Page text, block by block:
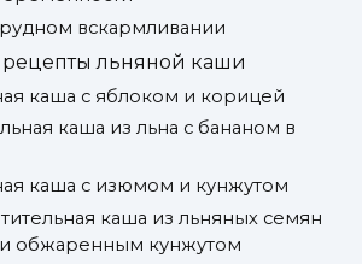
вскармливании
льняной каши
каша с яблоком и корицей
каша из льна с бананом в
каша с изюмом и кунжутом
каша из льняных семян
обжаренным кунжутом